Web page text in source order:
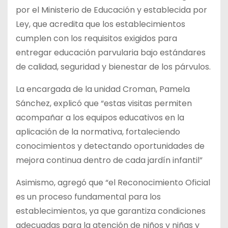
por el Ministerio de Educación y establecida por
Ley, que acredita que los establecimientos
cumplen con los requisitos exigidos para
entregar educación parvularia bajo estándares
de calidad, seguridad y bienestar de los párvulos.
La encargada de la unidad Croman, Pamela
Sánchez, explicó que “estas visitas permiten
acompañar a los equipos educativos en la
aplicación de la normativa, fortaleciendo
conocimientos y detectando oportunidades de
mejora continua dentro de cada jardín infantil”
Asimismo, agregó que “el Reconocimiento Oficial
es un proceso fundamental para los
establecimientos, ya que garantiza condiciones
adecuadas para la atención de niños y niñas y